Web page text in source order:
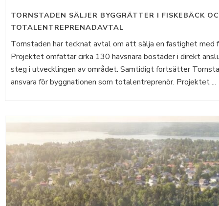
TORNSTADEN SÄLJER BYGGRÄTTER I FISKEBÄCK
TOTALENTREPRENADAVTAL
Tornstaden har tecknat avtal om att sälja en fastighet med
Projektet omfattar cirka 130 havsnära bostäder i direkt
steg i utvecklingen av området. Samtidigt fortsätter
ansvara för byggnationen som totalentreprenör. Projektet ...